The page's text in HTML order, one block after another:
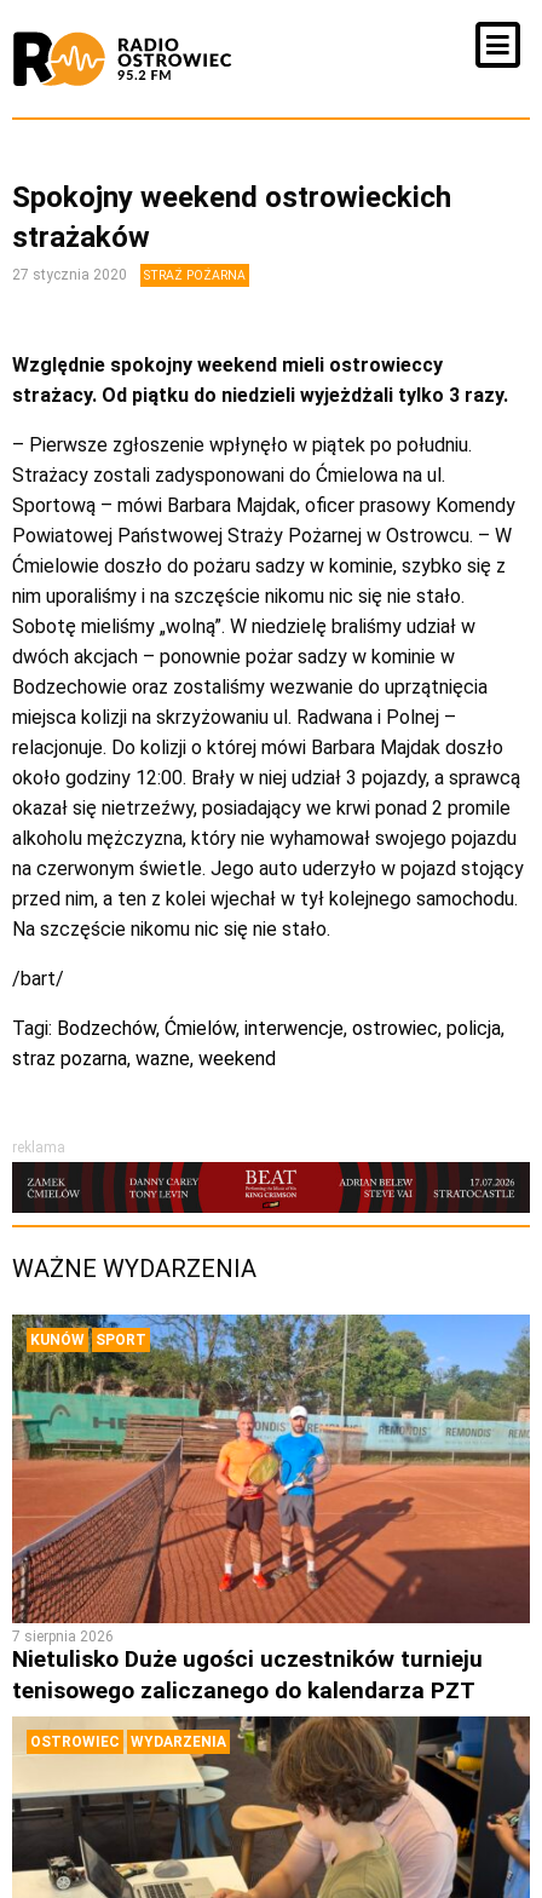
Spokojny weekend ostrowieckich
strażaków
27 stycznia 2020 STRAŻ POŻARNA
Względnie spokojny weekend mieli ostrowieccy
strażacy. Od piątku do niedzieli wyjeżdżali tylko 3 razy.
– Pierwsze zgłoszenie wpłynęło w piątek po południu.
Strażacy zostali zadysponowani do Ćmielowa na ul.
Sportową – mówi Barbara Majdak, oficer prasowy Komendy
Powiatowej Państwowej Straży Pożarnej w Ostrowcu. – W
Ćmielowie doszło do pożaru sadzy w kominie, szybko się z
nim uporaliśmy i na szczęście nikomu nic się nie stało.
Sobotę mieliśmy „wolną”. W niedzielę braliśmy udział w
dwóch akcjach – ponownie pożar sadzy w kominie w
Bodzechowie oraz zostaliśmy wezwanie do uprzątnięcia
miejsca kolizji na skrzyżowaniu ul. Radwana i Polnej –
relacjonuje. Do kolizji o której mówi Barbara Majdak doszło
około godziny 12:00. Brały w niej udział 3 pojazdy, a sprawcą
okazał się nietrzeźwy, posiadający we krwi ponad 2 promile
alkoholu mężczyzna, który nie wyhamował swojego pojazdu
na czerwonym świetle. Jego auto uderzyło w pojazd stojący
przed nim, a ten z kolei wjechał w tył kolejnego samochodu.
Na szczęście nikomu nic się nie stało.
/bart/
Tagi: Bodzechów, Ćmielów, interwencje, ostrowiec, policja,
straz pozarna, wazne, weekend
reklama
WAŻNE WYDARZENIA
KUNÓW SPORT
7 sierpnia 2026
Nietulisko Duże ugości uczestników turnieju
tenisowego zaliczanego do kalendarza PZT
OSTROWIEC WYDARZENIA